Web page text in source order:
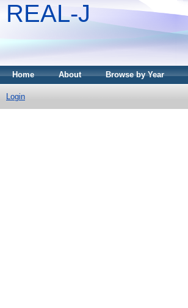
REAL-J
Home About Browse by Year
Login